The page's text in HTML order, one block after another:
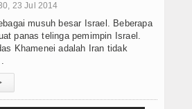
23 Jul 2014
musuh besar Israel. Beberapa
panas telinga pemimpin Israel.
Khamenei adalah Iran tidak